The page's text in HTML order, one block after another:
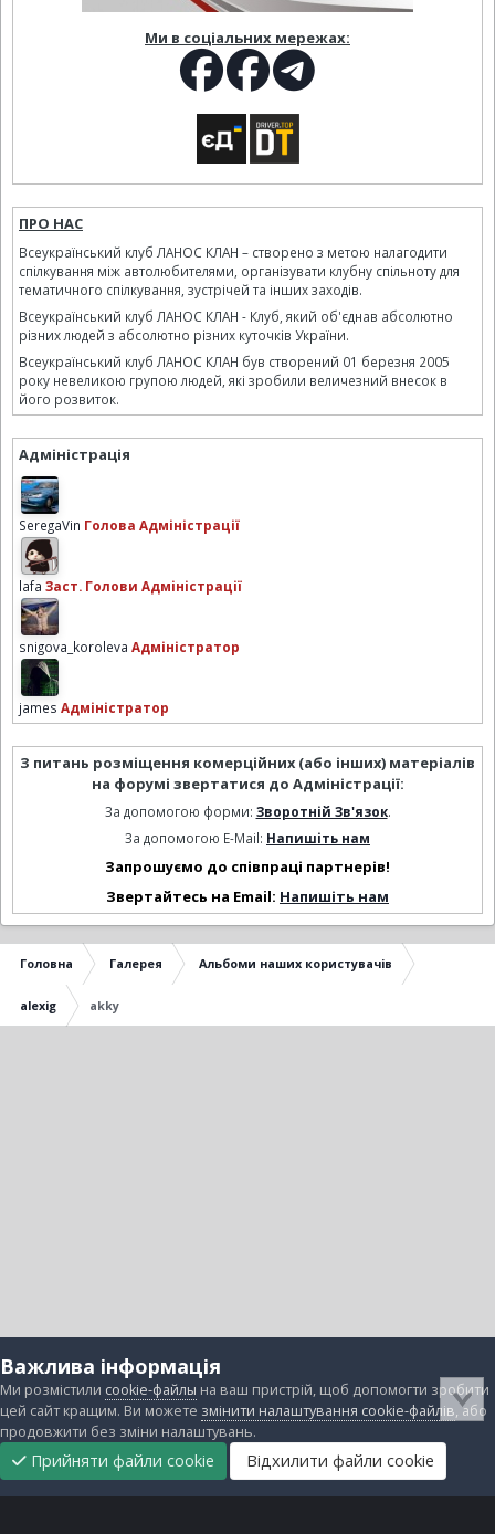
Ми в соціальних мережах:
ПРО НАС
Всеукраїнський клуб ЛАНОС КЛАН – створено з метою налагодити
спілкування між автолюбителями, організувати клубну спільноту для
тематичного спілкування, зустрічей та інших заходів.
Всеукраїнський клуб ЛАНОС КЛАН - Клуб, який об'єднав абсолютно
різних людей з абсолютно різних куточків України.
Всеукраїнський клуб ЛАНОС КЛАН був створений 01 березня 2005
року невеликою групою людей, які зробили величезний внесок в
його розвиток.
Адміністрація
SeregaVin Голова Адміністрації
lafa Заст. Голови Адміністрації
snigova_koroleva Адміністратор
james Адміністратор
З питань розміщення комерційних (або інших) матеріалів
на форумі звертатися до Адміністрації:
За допомогою форми: Зворотній Зв'язок.
За допомогою E-Mail: Напишіть нам
Запрошуємо до співпраці партнерів!
Звертайтесь на Email: Напишіть нам
Головна Галерея Альбоми наших користувачів
alexig akky
Важлива інформація
Ми розмістили cookie-файлы на ваш пристрій, щоб допомогти зробити
цей сайт кращим. Ви можете змінити налаштування cookie-файлів, або
продовжити без зміни налаштувань.
Прийняти файли cookie Відхилити файли cookie
Головна
Підтримати
нас
Прибрати
рекламу
Завантаження Непрочитані Реєстрація